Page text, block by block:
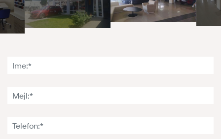
Ime:*
Mejl:*
Telefon:*